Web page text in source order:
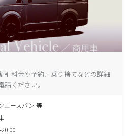
引料金や予約、乗り捨てなどの詳細
ください。
エースバン 等
20:00